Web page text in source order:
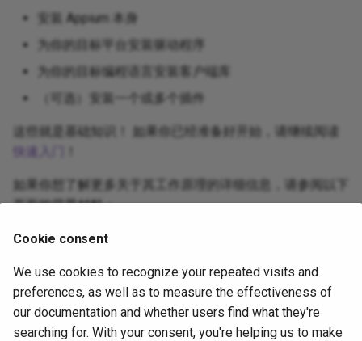
安装 Appium 本身
为你的目标平台安装驱动程序
为你的目标编程语言安装客户端库
（可选）安装一个或多个插件
这些就是基础知识！ 如果你已经准备好开始，请继续阅读
快速入门
如果你想了解更多关于其工作原理的详细信息，请参阅以下
页面的背景材料：
Appium 核心
Appium 驱动程序
Appium 客户端
最后，要了解 Appium 的起源，请查看 Appium 项目历史
Cookie consent
We use cookies to recognize your repeated visits and
preferences, as well as to measure the effectiveness of
our documentation and whether users find what they're
searching for. With your consent, you're helping us to make